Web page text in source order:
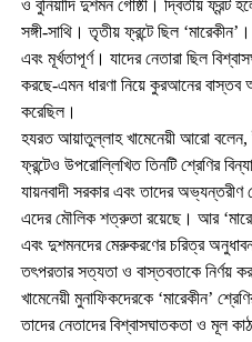
ও বুনিয়াদি দুশমন গোষ্ঠী। দ্বিতীয় ফ্রন্ট
সঙ্গী-সাথি। তৃতীয় ফ্রন্টে ছিল
এবং মূর্খতাপূর্ণ। যাদের নেতারা ছিল
করছে-এমন ধারণা নিয়ে কুরআনের বাস্তব
করেছিল।
হযরত আয়াতুল্লাহ খামেনেয়ী আরো বলেন,
ফ্রন্টেও উপরোল্লিখিত তিনটি শ্রেণির
যায়নবাদী সরকার এবং তাদের
এদের মৌলিক শত্রুতা রয়েছে। আর
এবং দুশমনদের মেরুকরণের চরিত্র অনুধাবন
তৎপরতার সত্যতা ও বাস্তবতাকে নির্ণয়
খামেনেয়ী মুনাফিকদেরকে ‘মারেকীন’
তাদের নেতাদের বিশ্বাসঘাতকতা ও মূল